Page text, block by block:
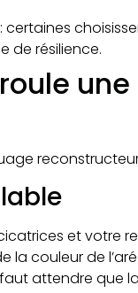
: certaines
de résilience.​
et votre
la couleur de
attendre que